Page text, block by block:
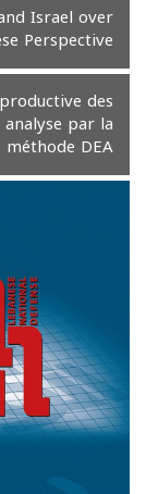
Israel over
Perspective
des
par la
méthode DEA